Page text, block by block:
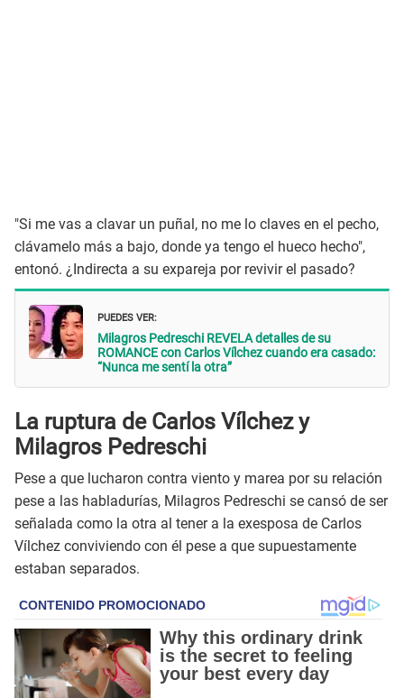
"Si me vas a clavar un puñal, no me lo claves en el pecho,
clávamelo más a bajo, donde ya tengo el hueco hecho",
entonó. ¿Indirecta a su expareja por revivir el pasado?
PUEDES VER:
Milagros Pedreschi REVELA detalles de su
ROMANCE con Carlos Vílchez cuando era casado:
“Nunca me sentí la otra”
La ruptura de Carlos Vílchez y
Milagros Pedreschi
Pese a que lucharon contra viento y marea por su relación
pese a las habladurías, Milagros Pedreschi se cansó de ser
señalada como la otra al tener a la exesposa de Carlos
Vílchez conviviendo con él pese a que supuestamente
estaban separados.